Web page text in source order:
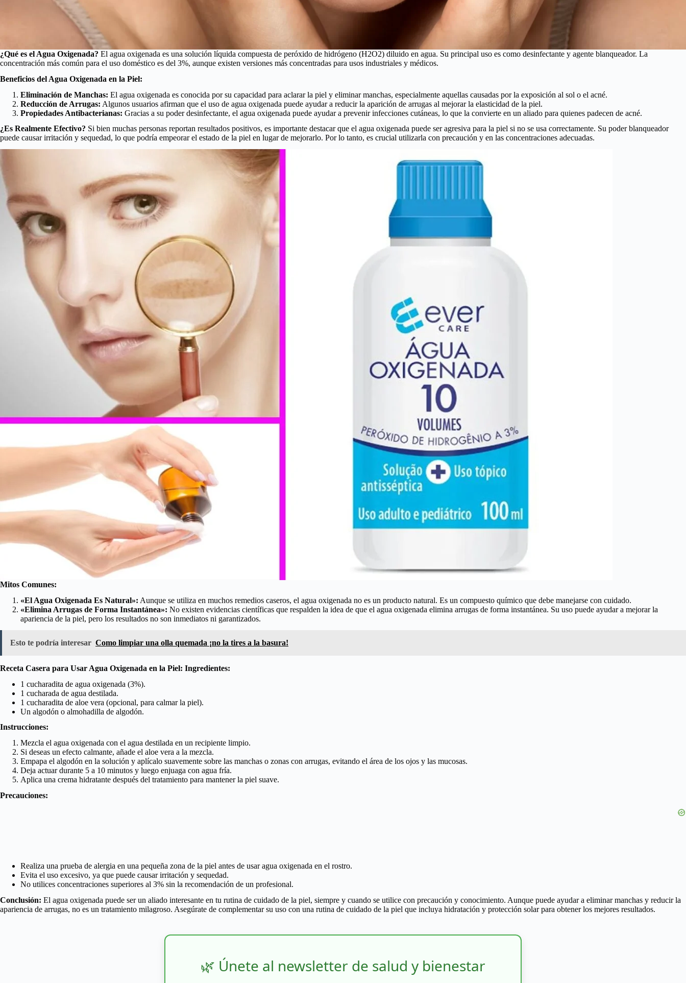
¿Qué es el Agua Oxigenada? El agua oxigenada es una solución líquida compuesta de peróxido de hidrógeno (H2O2) diluido en agua. Su principal uso es como desinfectante y agente blanqueador. La
concentración más común para el uso doméstico es del 3%, aunque existen versiones más concentradas para usos industriales y médicos.
Beneficios del Agua Oxigenada en la Piel:
Eliminación de Manchas: El agua oxigenada es conocida por su capacidad para aclarar la piel y eliminar manchas, especialmente aquellas causadas por la exposición al sol o el acné.
Reducción de Arrugas: Algunos usuarios afirman que el uso de agua oxigenada puede ayudar a reducir la aparición de arrugas al mejorar la elasticidad de la piel.
Propiedades Antibacterianas: Gracias a su poder desinfectante, el agua oxigenada puede ayudar a prevenir infecciones cutáneas, lo que la convierte en un aliado para quienes padecen de acné.
¿Es Realmente Efectivo? Si bien muchas personas reportan resultados positivos, es importante destacar que el agua oxigenada puede ser agresiva para la piel si no se usa correctamente. Su poder blanqueador
puede causar irritación y sequedad, lo que podría empeorar el estado de la piel en lugar de mejorarlo. Por lo tanto, es crucial utilizarla con precaución y en las concentraciones adecuadas.
Mitos Comunes:
«El Agua Oxigenada Es Natural»: Aunque se utiliza en muchos remedios caseros, el agua oxigenada no es un producto natural. Es un compuesto químico que debe manejarse con cuidado.
«Elimina Arrugas de Forma Instantánea»: No existen evidencias científicas que respalden la idea de que el agua oxigenada elimina arrugas de forma instantánea. Su uso puede ayudar a mejorar la
apariencia de la piel, pero los resultados no son inmediatos ni garantizados.
Esto te podría interesar Como limpiar una olla quemada ¡no la tires a la basura!
Receta Casera para Usar Agua Oxigenada en la Piel: Ingredientes:
1 cucharadita de agua oxigenada (3%).
1 cucharada de agua destilada.
1 cucharadita de aloe vera (opcional, para calmar la piel).
Un algodón o almohadilla de algodón.
Instrucciones:
Mezcla el agua oxigenada con el agua destilada en un recipiente limpio.
Si deseas un efecto calmante, añade el aloe vera a la mezcla.
Empapa el algodón en la solución y aplícalo suavemente sobre las manchas o zonas con arrugas, evitando el área de los ojos y las mucosas.
Deja actuar durante 5 a 10 minutos y luego enjuaga con agua fría.
Aplica una crema hidratante después del tratamiento para mantener la piel suave.
Precauciones:
Realiza una prueba de alergia en una pequeña zona de la piel antes de usar agua oxigenada en el rostro.
Evita el uso excesivo, ya que puede causar irritación y sequedad.
No utilices concentraciones superiores al 3% sin la recomendación de un profesional.
Conclusión: El agua oxigenada puede ser un aliado interesante en tu rutina de cuidado de la piel, siempre y cuando se utilice con precaución y conocimiento. Aunque puede ayudar a eliminar manchas y reducir la
apariencia de arrugas, no es un tratamiento milagroso. Asegúrate de complementar su uso con una rutina de cuidado de la piel que incluya hidratación y protección solar para obtener los mejores resultados.
🌿 Únete al newsletter de salud y bienestar